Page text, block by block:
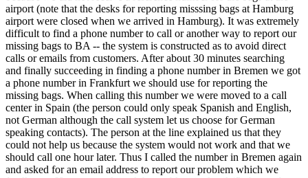
airport (note that the desks for reporting misssing bags at Hamburg
airport were closed when we arrived in Hamburg). It was extremely
difficult to find a phone number to call or another way to report our
missing bags to BA -- the system is constructed as to avoid direct
calls or emails from customers. After about 30 minutes searching
and finally succeeding in finding a phone number in Bremen we got
a phone number in Frankfurt we should use for reporting the
missing bags. When calling this number we were moved to a call
center in Spain (the person could only speak Spanish and English,
not German although the call system let us choose for German
speaking contacts). The person at the line explained us that they
could not help us because the system would not work and that we
should call one hour later. Thus I called the number in Bremen again
and asked for an email address to report our problem which we